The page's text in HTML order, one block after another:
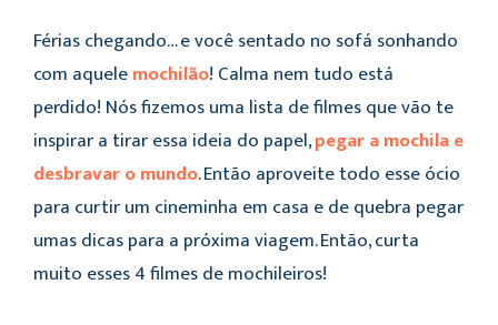
Férias chegando… e você sentado no sofá sonhando
com aquelemochilão! Calma nem tudo está
perdido! Nós fizemos uma lista de filmes que vão te
inspirar a tirar essa ideia do papel,pegar a mochila e
desbravar o mundo. Então aproveite todo esse ócio
para curtir um cineminha em casa e de quebra pegar
umas dicas para a próxima viagem. Então, curta
muito esses 4 filmes de mochileiros!